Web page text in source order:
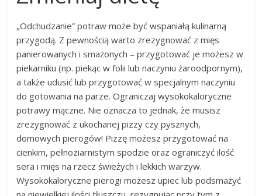
„Odchudzanie” potraw może być wspaniałą kulinarną
przygodą. Z pewnością warto zrezygnować z mięs
panierowanych i smażonych – przygotować je możesz w
piekarniku (np. piekąc w folii lub naczyniu żaroodpornym),
a także udusić lub przygotować w specjalnym naczyniu
do gotowania na parze. Ograniczaj wysokokaloryczne
potrawy mączne. Nie oznacza to jednak, że musisz
zrezygnować z ukochanej pizzy czy pysznych,
domowych pierogów! Pizzę możesz przygotować na
cienkim, pełnoziarnistym spodzie oraz ograniczyć ilość
sera i mięs na rzecz świeżych i lekkich warzyw.
Wysokokaloryczne pierogi możesz upiec lub podsmażyć